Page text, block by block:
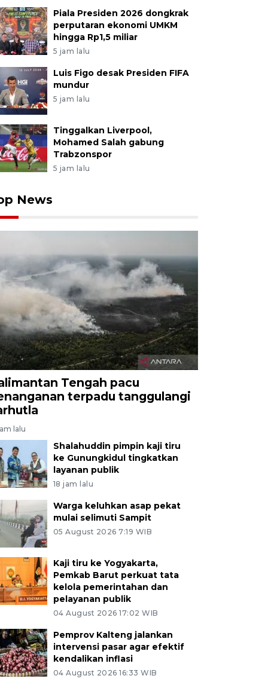
Piala Presiden 2026 dongkrak
perputaran ekonomi UMKM
hingga Rp1,5 miliar
5 jam lalu
Luis Figo desak Presiden FIFA
mundur
5 jam lalu
Tinggalkan Liverpool,
Mohamed Salah gabung
Trabzonspor
5 jam lalu
News
Tengah pacu
terpadu tanggulangi
lalu
Shalahuddin pimpin kaji tiru
ke Gunungkidul tingkatkan
layanan publik
18 jam lalu
Warga keluhkan asap pekat
mulai selimuti Sampit
05 August 2026 7:19 WIB
Kaji tiru ke Yogyakarta,
Pemkab Barut perkuat tata
kelola pemerintahan dan
pelayanan publik
04 August 2026 17:02 WIB
Pemprov Kalteng jalankan
intervensi pasar agar efektif
kendalikan inflasi
04 August 2026 16:33 WIB